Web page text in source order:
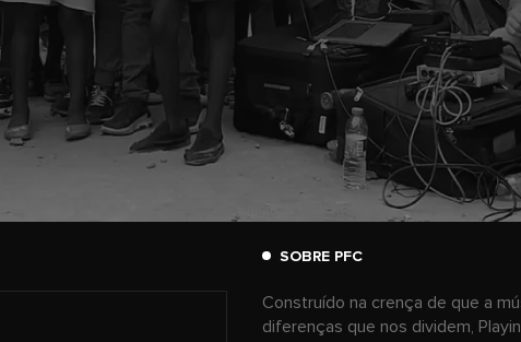
SOBRE PFC
Construído na crença de que a
diferenças que nos dividem,